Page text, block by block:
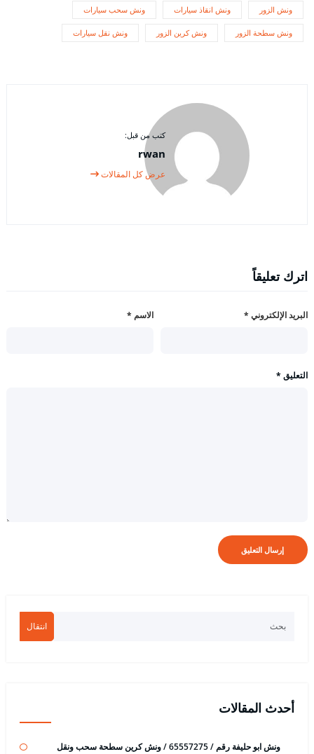
ونش الزور ونش انقاذ سيارات ونش سحب سيارات
ونش سطحة الزور ونش كرين الزور ونش نقل سيارات
كتب من قبل:
rwan
عرض كل المقالات
اترك تعليقاً
الاسم * البريد الإلكتروني *
التعليق *
انتقال
أحدث المقالات
ونش ابو حليفة رقم / 65557275 / ونش كرين سطحة سحب ونقل